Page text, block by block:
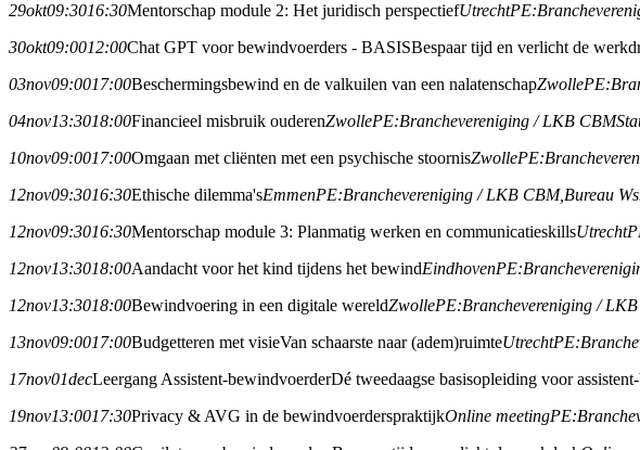
29okt09:3016:30Mentorschap module 2: Het juridisch perspectiefUtrechtPE:
30okt09:0012:00Chat GPT voor bewindvoerders - BASISBespaar tijd en verlicht de
03nov09:0017:00Beschermingsbewind en de valkuilen van een nalatenschapZwollePE:
04nov13:3018:00Financieel misbruik ouderenZwollePE:Branchevereniging / LKB CBM
10nov09:0017:00Omgaan met cliënten met een psychische stoornisZwollePE:
12nov09:3016:30Ethische dilemma'sEmmenPE:Branchevereniging / LKB CBM, Bureau
12nov09:3016:30Mentorschap module 3: Planmatig werken en communicatieskillsUtrecht
12nov13:3018:00Aandacht voor het kind tijdens het bewindEindhovenPE:
12nov13:3018:00Bewindvoering in een digitale wereldZwollePE:Branchevereniging /
13nov09:0017:00Budgetteren met visieVan schaarste naar (adem)ruimteUtrechtPE:
17nov01decLeergang Assistent-bewindvoerderDé tweedaagse basisopleiding voor
19nov13:0017:30Privacy & AVG in de bewindvoerderspraktijkOnline meetingPE: